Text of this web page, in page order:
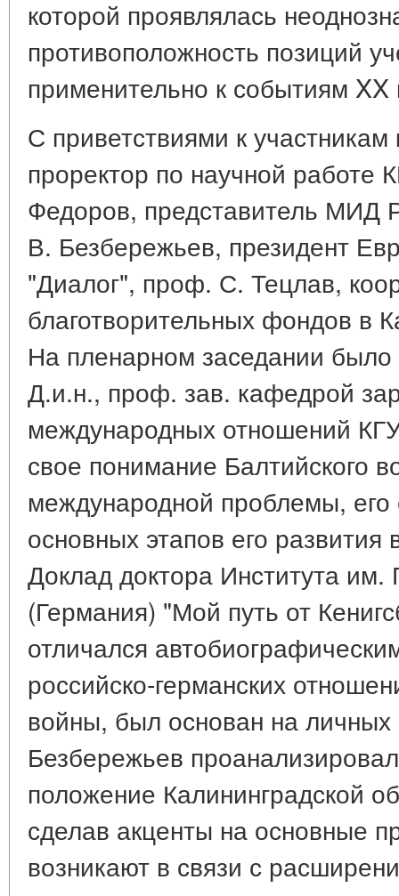
которой проявлялась
противоположность позиций
применительно к событиям XX
С приветствиями к
проректор по научной
Федоров, представитель МИД
В. Безбережьев, президент
"Диалог", проф. С. Тецлав,
благотворительных фондов в
На пленарном заседании
Д.и.н., проф. зав. кафедрой
международных отношений
свое понимание Балтийского
международной проблемы,
основных этапов его
Доклад доктора Института
(Германия) "Мой путь от
отличался
российско-германских
войны, был основан на
Безбережьев
положение Калининградской
сделав акценты на основные
возникают в связи с